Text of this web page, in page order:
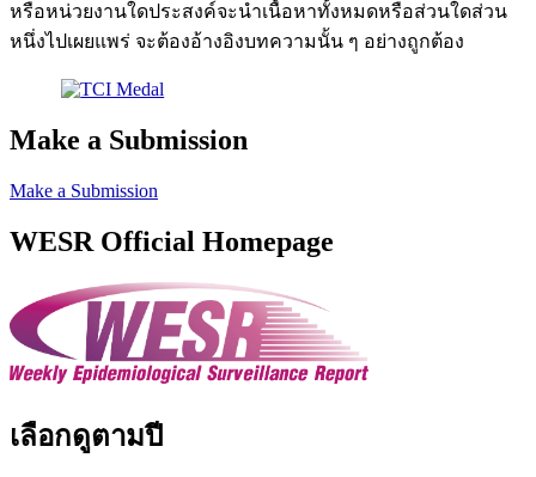
หรือหน่วยงานใดประสงค์จะนำเนื้อหาทั้งหมดหรือส่วนใดส่วน
หนึ่งไปเผยแพร่ จะต้องอ้างอิงบทความนั้น ๆ อย่างถูกต้อง
Make a Submission
Make a Submission
WESR Official Homepage
เลือกดูตามปี